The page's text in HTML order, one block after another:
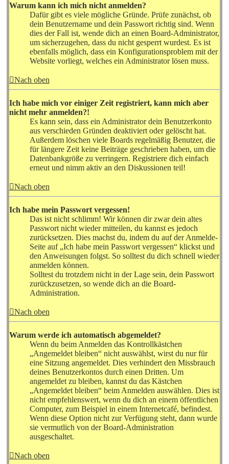
Warum kann ich mich nicht anmelden?
Dafür gibt es viele mögliche Gründe. Prüfe zunächst, ob
dein Benutzername und dein Passwort richtig sind. Wenn
dies der Fall ist, wende dich an einen Board-Administrator,
um sicherzugehen, dass du nicht gesperrt wurdest. Es ist
ebenfalls möglich, dass ein Konfigurationsproblem mit der
Website vorliegt, welches ein Administrator lösen muss.
Nach oben
Ich habe mich vor einiger Zeit registriert, kann mich aber
nicht mehr anmelden?!
Es kann sein, dass ein Administrator dein Benutzerkonto
aus verschieden Gründen deaktiviert oder gelöscht hat.
Außerdem löschen viele Boards regelmäßig Benutzer, die
für längere Zeit keine Beiträge geschrieben haben, um die
Datenbankgröße zu verringern. Registriere dich einfach
erneut und nimm aktiv an den Diskussionen teil!
Nach oben
Ich habe mein Passwort vergessen!
Das ist nicht schlimm! Wir können dir zwar dein altes
Passwort nicht wieder mitteilen, du kannst es jedoch
zurücksetzen. Dies machst du, indem du auf der Anmelde-
Seite auf „Ich habe mein Passwort vergessen“ klickst und
den Anweisungen folgst. So solltest du dich schnell wieder
anmelden können.
Solltest du trotzdem nicht in der Lage sein, dein Passwort
zurückzusetzen, so wende dich an die Board-
Administration.
Nach oben
Warum werde ich automatisch abgemeldet?
Wenn du beim Anmelden das Kontrollkästchen
„Angemeldet bleiben“ nicht auswählst, wirst du nur für
eine Sitzung angemeldet. Dies verhindert den Missbrauch
deines Benutzerkontos durch einen Dritten. Um
angemeldet zu bleiben, kannst du das Kästchen
„Angemeldet bleiben“ beim Anmelden auswählen. Dies ist
nicht empfehlenswert, wenn du dich an einem öffentlichen
Computer, zum Beispiel in einem Internetcafé, befindest.
Wenn diese Option nicht zur Verfügung steht, dann wurde
sie vermutlich von der Board-Administration
ausgeschaltet.
Nach oben